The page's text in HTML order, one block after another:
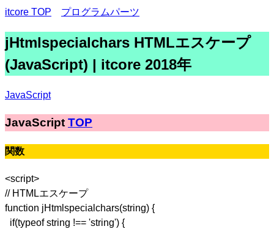
itcore TOP プログラムパーツ
jHtmlspecialchars HTMLエスケープ
(JavaScript) | itcore 2018年
JavaScript
JavaScript TOP
関数
<script>
// HTMLエスケープ
function jHtmlspecialchars(string) {
if(typeof string !== 'string') {